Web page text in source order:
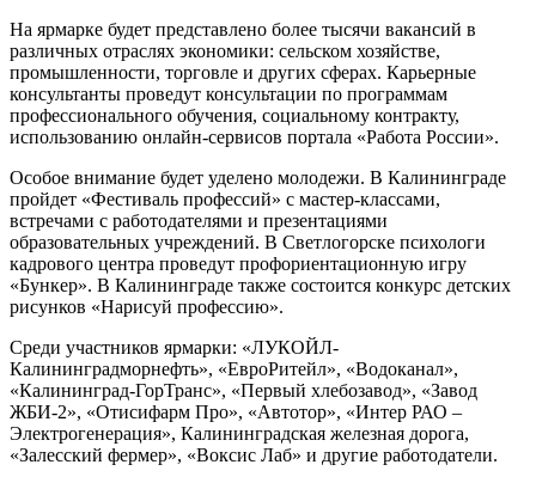
На ярмарке будет представлено более тысячи вакансий в
различных отраслях экономики: сельском хозяйстве,
промышленности, торговле и других сферах. Карьерные
консультанты проведут консультации по программам
профессионального обучения, социальному контракту,
использованию онлайн-сервисов портала «Работа России».
Особое внимание будет уделено молодежи. В Калининграде
пройдет «Фестиваль профессий» с мастер-классами,
встречами с работодателями и презентациями
образовательных учреждений. В Светлогорске психологи
кадрового центра проведут профориентационную игру
«Бункер». В Калининграде также состоится конкурс детских
рисунков «Нарисуй профессию».
Среди участников ярмарки: «ЛУКОЙЛ-
Калининградморнефть», «ЕвроРитейл», «Водоканал»,
«Калининград-ГорТранс», «Первый хлебозавод», «Завод
ЖБИ-2», «Отисифарм Про», «Автотор», «Интер РАО –
Электрогенерация», Калининградская железная дорога,
«Залесский фермер», «Воксис Лаб» и другие работодатели.